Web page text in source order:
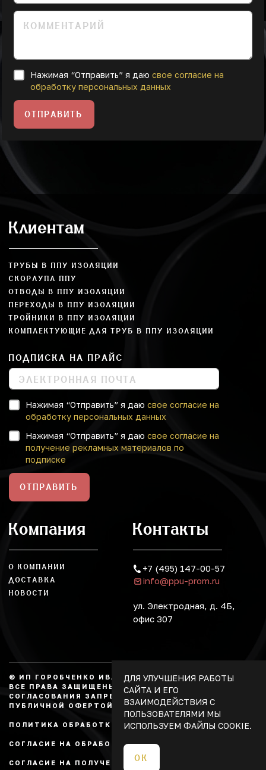
Нажимая “Отправить” я даю свое согласие на
обработку персональных данных
ОТПРАВИТЬ
Клиентам
ТРУБЫ В ППУ ИЗОЛЯЦИИ
СКОРЛУПА ППУ
ОТВОДЫ В ППУ ИЗОЛЯЦИИ
ПЕРЕХОДЫ В ППУ ИЗОЛЯЦИИ
ТРОЙНИКИ В ППУ ИЗОЛЯЦИИ
КОМПЛЕКТУЮЩИЕ ДЛЯ ТРУБ В ППУ ИЗОЛЯЦИИ
ПОДПИСКА НА ПРАЙС
Нажимая “Отправить” я даю свое согласие на
обработку персональных данных
Нажимая “Отправить” я даю свое согласие на
получение рекламных материалов по
подписке
ОТПРАВИТЬ
Компания
О КОМПАНИИ
ДОСТАВКА
НОВОСТИ
Контакты
+7 (495) 147-00-57
info@ppu-prom.ru
ул. Электродная, д. 4Б,
офис 307
© ИП ГОРОБЧЕНКО ИВАН АЛЕКСАНДРОВИЧ, 2026.
ВСЕ ПРАВА ЗАЩИЩЕНЫ, КОПИРОВАНИЕ БЕЗ
СОГЛАСОВАНИЯ ЗАПРЕЩЕНО. НЕ ЯВЛЯЕТСЯ
ПУБЛИЧНОЙ ОФЕРТОЙ.
ПОЛИТИКА ОБРАБОТКИ ПЕРСОНАЛЬНЫХ ДАННЫХ
СОГЛАСИЕ НА ОБРАБОТКУ ПЕРСОНАЛЬНЫХ ДАННЫХ
СОГЛАСИЕ НА ПОЛУЧЕНИЕ РЕКЛАМЫ
ДЛЯ УЛУЧШЕНИЯ РАБОТЫ
САЙТА И ЕГО
ВЗАИМОДЕЙСТВИЯ С
ПОЛЬЗОВАТЕЛЯМИ МЫ
ИСПОЛЬЗУЕМ ФАЙЛЫ COOKIE.
ОК